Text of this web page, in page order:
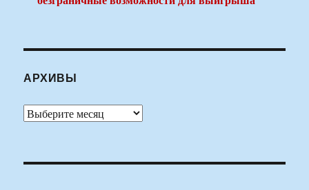
АРХИВЫ
Архивы